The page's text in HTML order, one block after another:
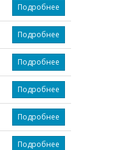
Подробнее
Подробнее
Подробнее
Подробнее
Подробнее
Подробнее